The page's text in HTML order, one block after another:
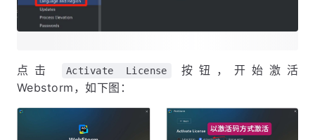
点击 Activate License
按钮，开始激活
Webstorm，如下图：